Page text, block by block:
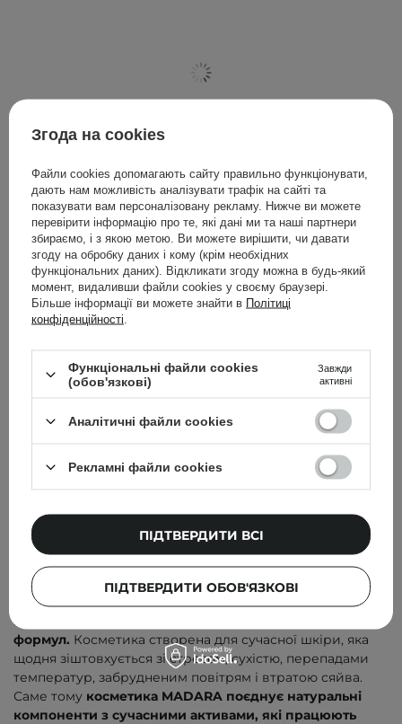
Torriden - Dive-In For Men All In One - Зволожувальна
емульсія для чоловіків - 200g
750,00 ГРН
Косметика MАDARA — натуральний догляд, який
Шукаєш косметику, яка поєднує ефективність активних
догляду? Тоді MADARA — бренд, на який варто
звернути увагу. У Cosibella ти знайдеш ретельно
волосся та макіяжу, створений для потреб сучасної
шкіри — чутливої, зневодненої, проблемної чи вікової.
Чому варто обрати MАDARA?
На косметичному ринку бренд MАDARA цінують за
п
формул. Косметика створена для сучасної шкіри, яка
щодня зіштовхується зі стресом, сухістю, перепадами
температур, забрудненим повітрям і втратою сяйва.
Саме тому косметика MАDARA поєднує натуральні
компоненти з сучасними активами, які працюють
Згода на cookies
Файли cookies допомагають сайту правильно функціонувати,
дають нам можливість аналізувати трафік на сайті та
показувати вам персоналізовану рекламу. Нижче ви можете
перевірити інформацію про те, які дані ми та наші партнери
збираємо, і з якою метою. Ви можете вирішити, чи давати
згоду на обробку даних і кому (крім необхідних
функціональних даних). Відкликати згоду можна в будь-який
момент, видаливши файли cookies у своєму браузері.
Більше інформації ви можете знайти в Політиці
конфіденційності
Функціональні файли cookies
(обов'язкові)
Завжди
активні
Аналітичні файли cookies
Рекламні файли cookies
ПІДТВЕРДИТИ ОБОВ'ЯЗКОВІ
ПІДТВЕРДИТИ ВСІ